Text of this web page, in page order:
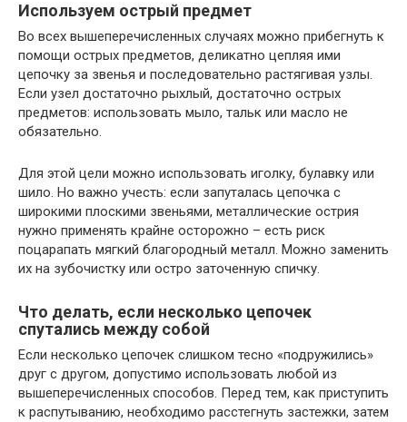
Используем острый предмет
Во всех вышеперечисленных случаях можно прибегнуть к
помощи острых предметов, деликатно цепляя ими
цепочку за звенья и последовательно растягивая узлы.
Если узел достаточно рыхлый, достаточно острых
предметов: использовать мыло, тальк или масло не
обязательно.
Для этой цели можно использовать иголку, булавку или
шило. Но важно учесть: если запуталась цепочка с
широкими плоскими звеньями, металлические острия
нужно применять крайне осторожно – есть риск
поцарапать мягкий благородный металл. Можно заменить
их на зубочистку или остро заточенную спичку.
Что делать, если несколько цепочек
спутались между собой
Если несколько цепочек слишком тесно «подружились»
друг с другом, допустимо использовать любой из
вышеперечисленных способов. Перед тем, как приступить
к распутыванию, необходимо расстегнуть застежки, затем